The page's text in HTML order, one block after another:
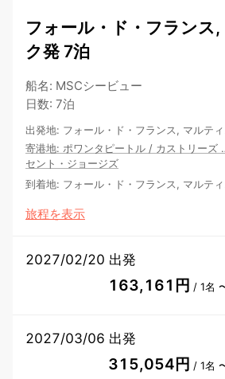
フォール・ド・フランス
ク発 7泊
船名: MSCシービュー
日数: 7泊
出発地: フォール・ド・フランス, マルテ
寄港地: ポワンタピートル / カストリーズ
セント・ジョージズ
到着地: フォール・ド・フランス, マルテ
旅程を表示
2027/02/20 出発
163,161円 / 1名
2027/03/06 出発
315,054円 / 1名